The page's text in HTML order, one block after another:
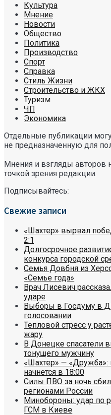
Культура
Мнение
Новости
Общество
Политика
Производство
Спорт
Справка
Стиль Жизни
Строительство и ЖКХ
Туризм
ЧП
Экономика
Отдельные публикации
не предназначенную для
Мнения и взгляды авторов
точкой зрения редакции.
Подписывайтесь:
Свежие записи
«Шахтер» вырвал
2:1
Долгосрочное
конкурса городской
Семья Довбня из
«Семье года»
Врач Лисевич
ударе
Выборы в Госдуму в
голосовании
Тепловой стресс у
жару
В Донецке спасатели
тонущего мужчину
«Шахтер» — «Дружба»:
начнется в 18:00
Силы ПВО за ночь
регионами России
Минобороны: удар по
ГСМ в Киеве